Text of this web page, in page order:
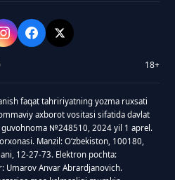
18+
faqat tahririyatning yozma ruxsati
axborot vositasi sifatida davlat
guvohnoma №248510, 2024 yil 1 aprel.
Manzil: Oʻzbekiston, 100180,
12-27-73. Elektron pochta:
Umarov Anvar Abrardjanovich.